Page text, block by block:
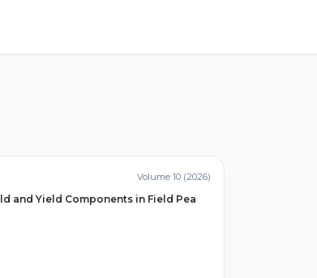
Volume 10 (2026)
and Yield Components in Field Pea